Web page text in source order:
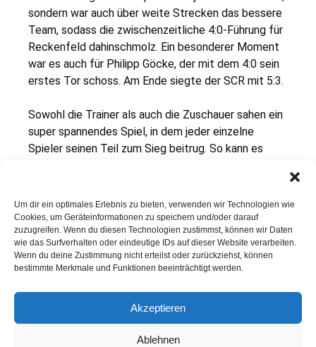
Um dir ein optimales Erlebnis zu bieten, verwenden wir Technologien wie
Cookies, um Geräteinformationen zu speichern und/oder darauf
zuzugreifen. Wenn du diesen Technologien zustimmst, können wir Daten
wie das Surfverhalten oder eindeutige IDs auf dieser Website verarbeiten.
Wenn du deine Zustimmung nicht erteilst oder zurückziehst, können
bestimmte Merkmale und Funktionen beeinträchtigt werden.
Akzeptieren
Ablehnen
sondern war auch über weite Strecken das bessere
Team, sodass die zwischenzeitliche 4:0-Führung für
Reckenfeld dahinschmolz. Ein besonderer Moment
war es auch für Philipp Göcke, der mit dem 4:0 sein
erstes Tor schoss. Am Ende siegte der SCR mit 5:3.
Sowohl die Trainer als auch die Zuschauer sahen ein
super spannendes Spiel, in dem jeder einzelne
Spieler seinen Teil zum Sieg beitrug. So kann es
Tore für Reckenfeld: Tom Bolewski (3), Jonas und
Philipp.